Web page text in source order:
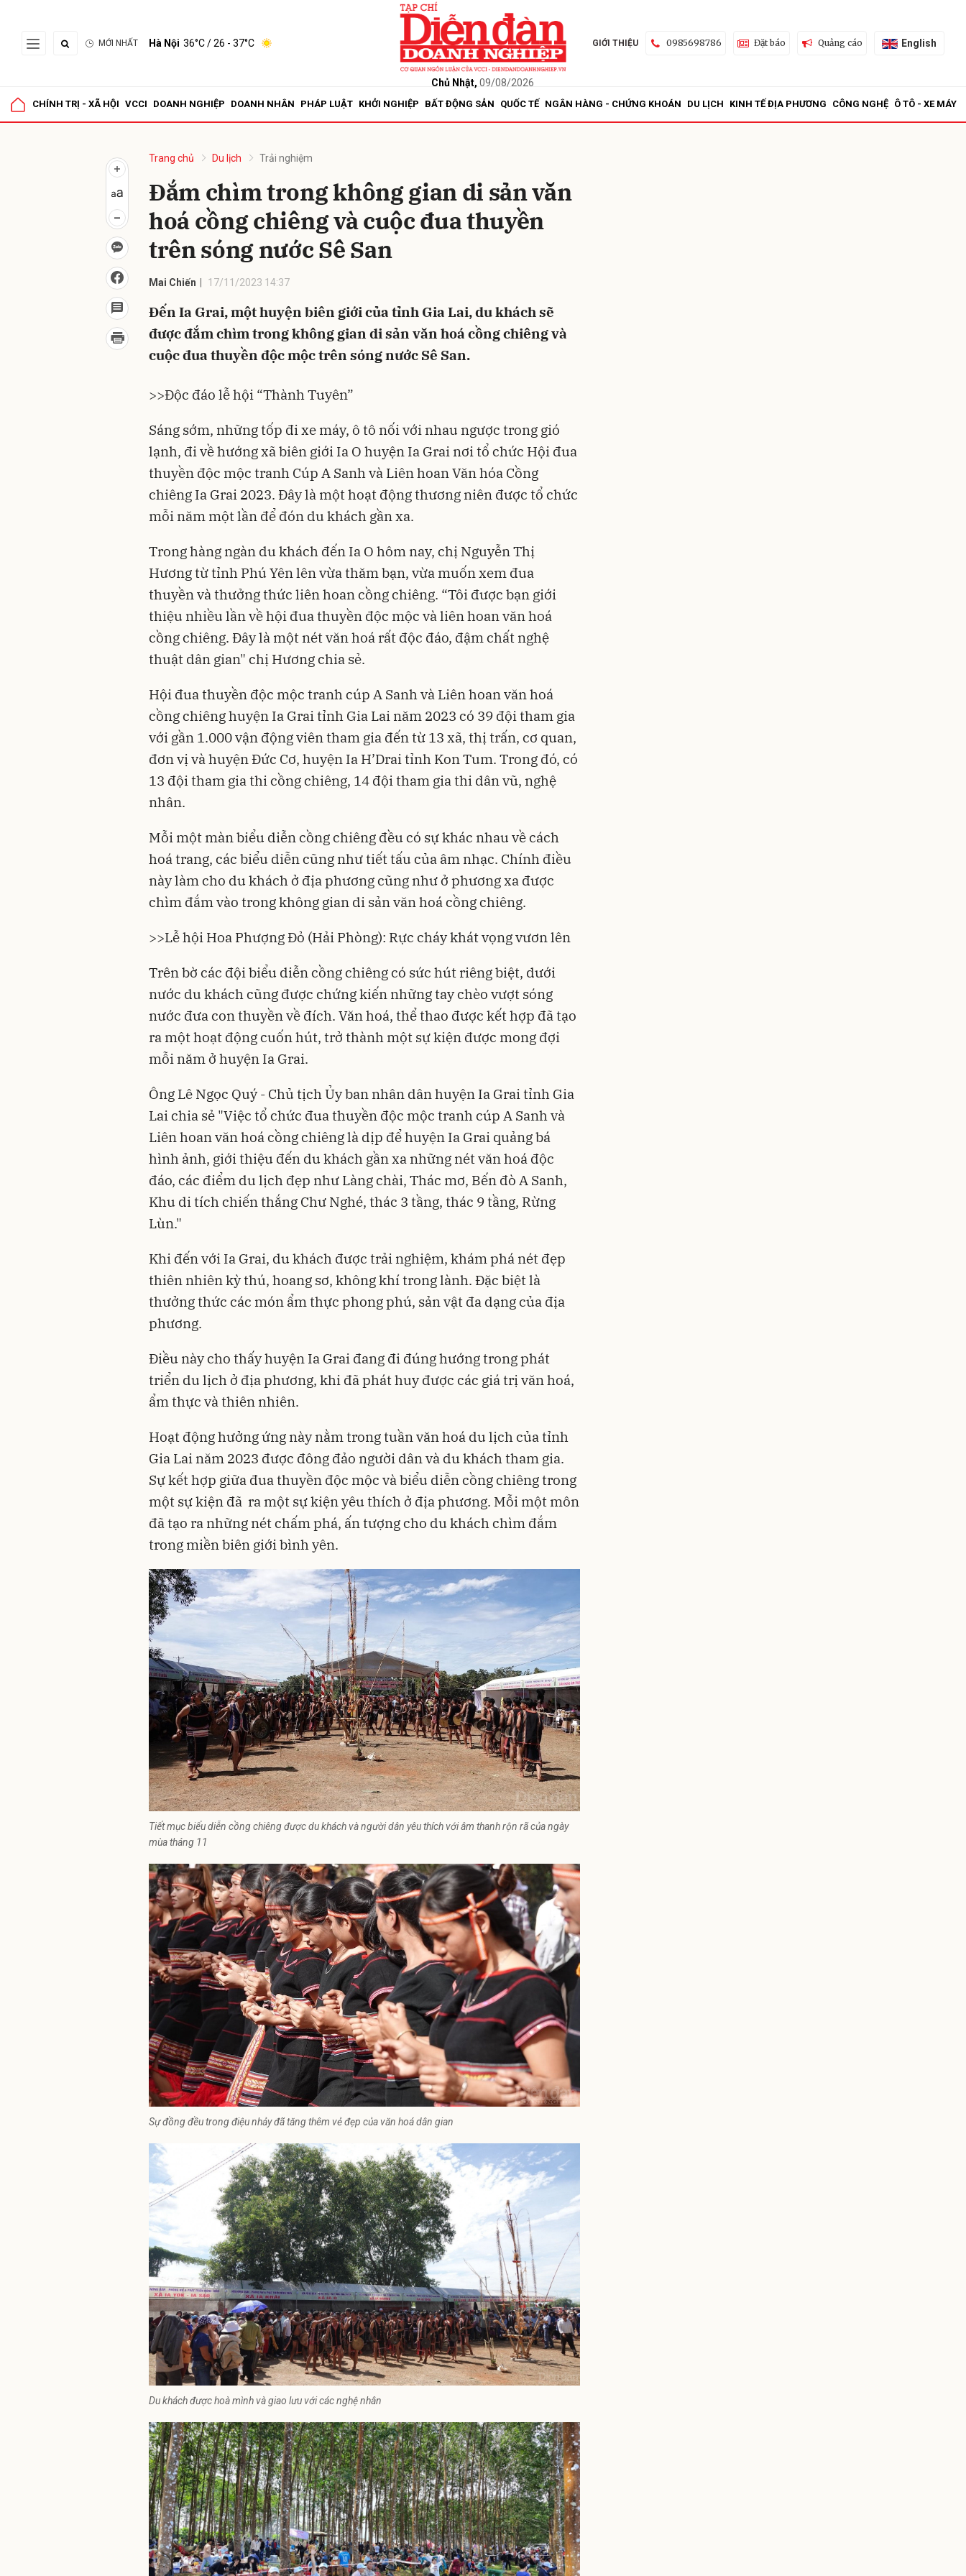
MỚI NHẤT Hà Nội 36°C/ 26 - 37°C
Chủ Nhật, 09/08/2026
GIỚI THIỆU 0985698786 Đặt báo Quảng cáo English
CHÍNH TRỊ - XÃ HỘI VCCI DOANH NGHIỆP DOANH NHÂN PHÁP LUẬT KHỞI NGHIỆP BẤT ĐỘNG SẢN QUỐC TẾ NGÂN HÀNG - CHỨNG KHOÁN DU LỊCH KINH TẾ ĐỊA PHƯƠNG CÔNG NGHỆ Ô TÔ - XE MÁY
Trang chủ Du lịch Trải nghiệm
Đắm chìm trong không gian di sản văn
hoá cồng chiêng và cuộc đua thuyền
trên sóng nước Sê San
Mai Chiến 17/11/2023 14:37
Đến Ia Grai, một huyện biên giới của tỉnh Gia Lai, du khách sẽ
được đắm chìm trong không gian di sản văn hoá cồng chiêng và
cuộc đua thuyền độc mộc trên sóng nước Sê San.
>>Độc đáo lễ hội “Thành Tuyên”
Sáng sớm, những tốp đi xe máy, ô tô nối với nhau ngược trong gió
lạnh, đi về hướng xã biên giới Ia O huyện Ia Grai nơi tổ chức Hội đua
thuyền độc mộc tranh Cúp A Sanh và Liên hoan Văn hóa Cồng
chiêng Ia Grai 2023. Đây là một hoạt động thương niên được tổ chức
mỗi năm một lần để đón du khách gần xa.
Trong hàng ngàn du khách đến Ia O hôm nay, chị Nguyễn Thị
Hương từ tỉnh Phú Yên lên vừa thăm bạn, vừa muốn xem đua
thuyền và thưởng thức liên hoan cồng chiêng. “Tôi được bạn giới
thiệu nhiều lần về hội đua thuyền độc mộc và liên hoan văn hoá
cồng chiêng. Đây là một nét văn hoá rất độc đáo, đậm chất nghệ
thuật dân gian" chị Hương chia sẻ.
Hội đua thuyền độc mộc tranh cúp A Sanh và Liên hoan văn hoá
cồng chiêng huyện Ia Grai tỉnh Gia Lai năm 2023 có 39 đội tham gia
với gần 1.000 vận động viên tham gia đến từ 13 xã, thị trấn, cơ quan,
đơn vị và huyện Đức Cơ, huyện Ia H’Drai tỉnh Kon Tum. Trong đó, có
13 đội tham gia thi cồng chiêng, 14 đội tham gia thi dân vũ, nghệ
nhân.
Mỗi một màn biểu diễn cồng chiêng đều có sự khác nhau về cách
hoá trang, các biểu diễn cũng như tiết tấu của âm nhạc. Chính điều
này làm cho du khách ở địa phương cũng như ở phương xa được
chìm đắm vào trong không gian di sản văn hoá cồng chiêng.
>>Lễ hội Hoa Phượng Đỏ (Hải Phòng): Rực cháy khát vọng vươn lên
Trên bờ các đội biểu diễn cồng chiêng có sức hút riêng biệt, dưới
nước du khách cũng được chứng kiến những tay chèo vượt sóng
nước đưa con thuyền về đích. Văn hoá, thể thao được kết hợp đã tạo
ra một hoạt động cuốn hút, trở thành một sự kiện được mong đợi
mỗi năm ở huyện Ia Grai.
Ông Lê Ngọc Quý - Chủ tịch Ủy ban nhân dân huyện Ia Grai tỉnh Gia
Lai chia sẻ "Việc tổ chức đua thuyền độc mộc tranh cúp A Sanh và
Liên hoan văn hoá cồng chiêng là dịp để huyện Ia Grai quảng bá
hình ảnh, giới thiệu đến du khách gần xa những nét văn hoá độc
đáo, các điểm du lịch đẹp như Làng chài, Thác mơ, Bến đò A Sanh,
Khu di tích chiến thắng Chư Nghé, thác 3 tầng, thác 9 tầng, Rừng
Lùn."
Khi đến với Ia Grai, du khách được trải nghiệm, khám phá nét đẹp
thiên nhiên kỳ thú, hoang sơ, không khí trong lành. Đặc biệt là
thưởng thức các món ẩm thực phong phú, sản vật đa dạng của địa
phương.
Điều này cho thấy huyện Ia Grai đang đi đúng hướng trong phát
triển du lịch ở địa phương, khi đã phát huy được các giá trị văn hoá,
ẩm thực và thiên nhiên.
Hoạt động hưởng ứng này nằm trong tuần văn hoá du lịch của tỉnh
Gia Lai năm 2023 được đông đảo người dân và du khách tham gia.
Sự kết hợp giữa đua thuyền độc mộc và biểu diễn cồng chiêng trong
một sự kiện đã ra một sự kiện yêu thích ở địa phương. Mỗi một môn
đã tạo ra những nét chấm phá, ấn tượng cho du khách chìm đắm
trong miền biên giới bình yên.
Tiết mục biểu diễn cồng chiêng được du khách và người dân yêu thích với âm thanh rộn rã của ngày
mùa tháng 11
Sự đồng đều trong điệu nhảy đã tăng thêm vẻ đẹp của văn hoá dân gian
Du khách được hoà mình và giao lưu với các nghệ nhân